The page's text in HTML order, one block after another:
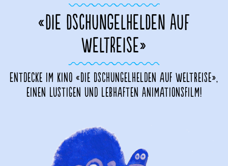
«DIE DSCHUNGELHELDEN AUF
WELTREISE»
Entdecke im Kino «Die Dschungelhelden auf Weltreise»,
einen lustigen und lebhaften Animationsfilm!